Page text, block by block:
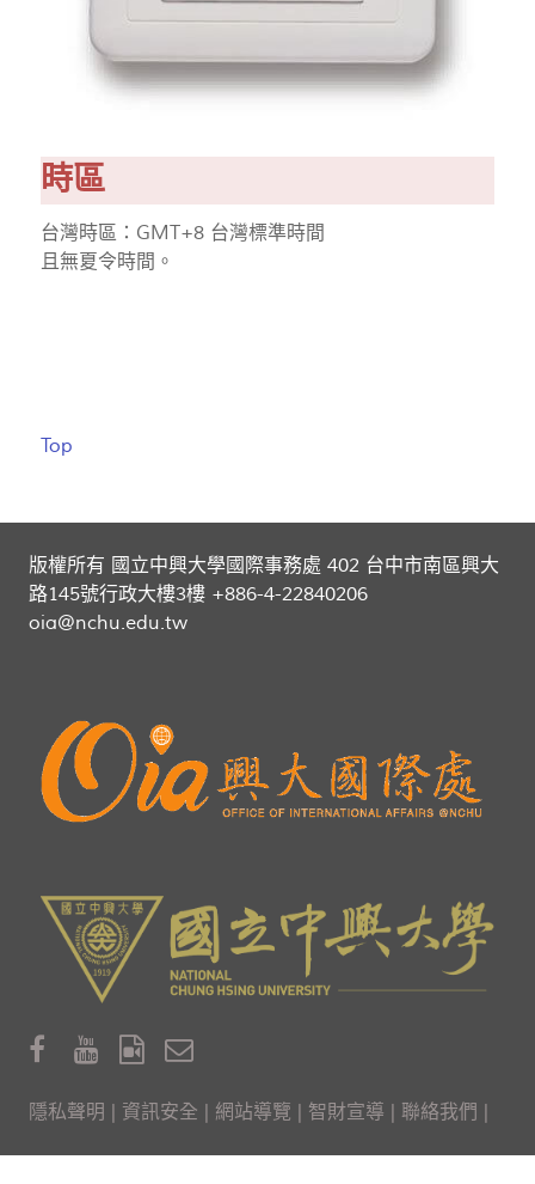
時區
台灣時區：GMT+8 台灣標準時間
且無夏令時間。
Top
版權所有 國立中興大學國際事務處 402 台中市南區興大
路145號行政大樓3樓 +886-4-22840206
oia@nchu.edu.tw
隱私聲明 | 資訊安全 | 網站導覽 | 智財宣導 | 聯絡我們 |